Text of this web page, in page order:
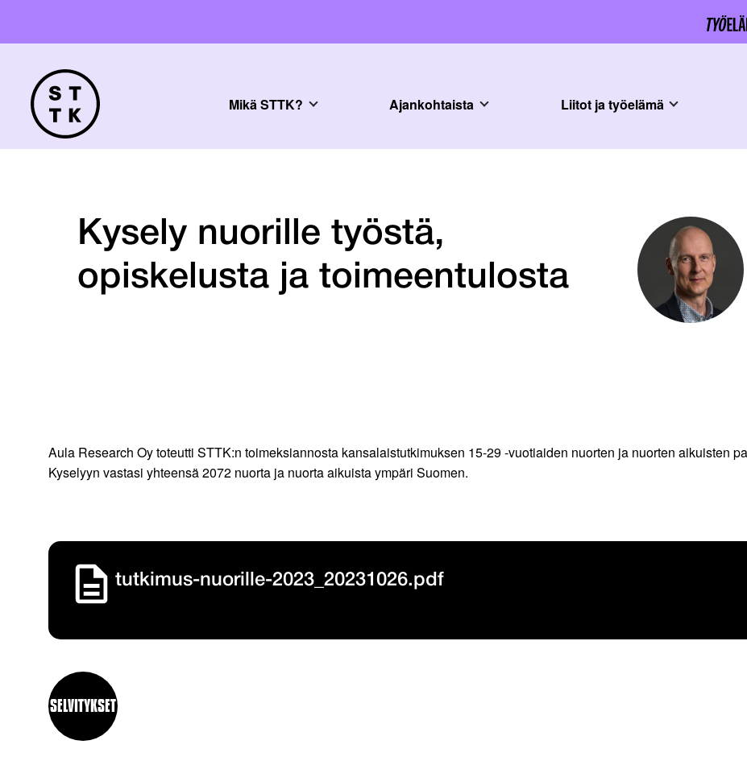
Mikä STTK? Ajankohtaista Liitot ja työelämä
Kysely nuorille työstä,
opiskelusta ja toimeentulosta
Aula Research Oy toteutti STTK:n toimeksiannosta kansalaistutkimuksen 15-29 -vuotiaiden nuorten ja nuorten aikuisten
Kyselyyn vastasi yhteensä 2072 nuorta ja nuorta aikuista ympäri Suomen.
tutkimus-nuorille-2023_20231026.pdf
SELVITYKSET